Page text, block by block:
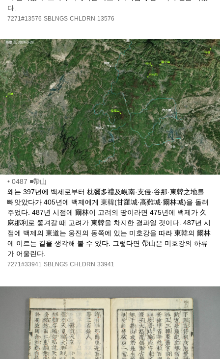
다.
7271#13576 SBLNGS CHLDRN 13576
• 0487 ◾帶山
왜는 397년에 백제로부터 枕彌多禮及峴南·支侵·谷那·東韓之地를
빼앗았다가 405년에 백제에게 東韓(甘羅城·高難城·爾林城)을 돌려
주었다. 487년 시점에 爾林이 고려의 땅이라면 475년에 백제가 久
麻那利로 쫓겨갈 때 고려가 東韓을 차지한 결과일 것이다. 487년 시
점에 백제의 東道는 웅진의 동쪽에 있는 미호강을 따라 東韓의 爾林
에 이르는 길을 생각해 볼 수 있다. 그렇다면 帶山은 미호강의 하류
가 어울린다.
7271#33941 SBLNGS CHLDRN 33941